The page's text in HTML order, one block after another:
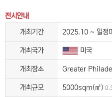
전시안내
개최기간
2025.10 ~ 일정
개최국가 미국
개최장소 Greater
개최규모 5000sqm(㎡)